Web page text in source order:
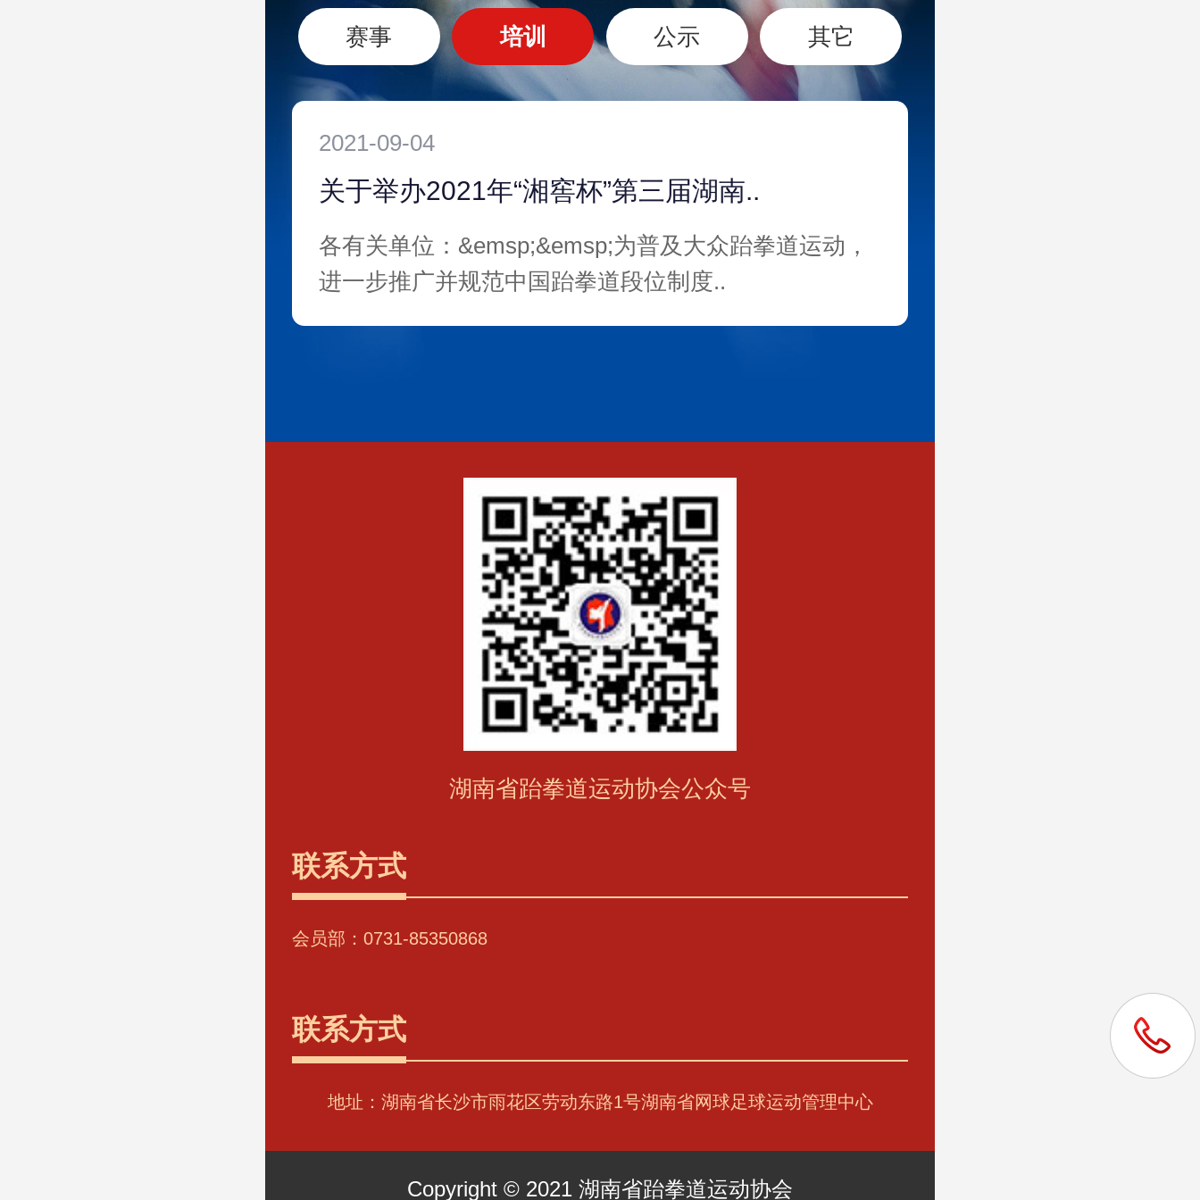
赛事 培训 公示 其它
2021-09-04
关于举办2021年“湘窖杯”第三届湖南..
各有关单位：&emsp;&emsp;为普及大众跆拳道运动，
进一步推广并规范中国跆拳道段位制度..
湖南省跆拳道运动协会公众号
联系方式
会员部：0731-85350868
联系方式
地址：湖南省长沙市雨花区劳动东路1号湖南省网球足球运动管理中心
Copyright © 2021 湖南省跆拳道运动协会